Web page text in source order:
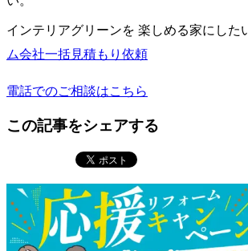
インテリアグリーンを 楽しめる家にした
ム会社一括見積もり依頼
電話でのご相談はこちら
この記事をシェアする